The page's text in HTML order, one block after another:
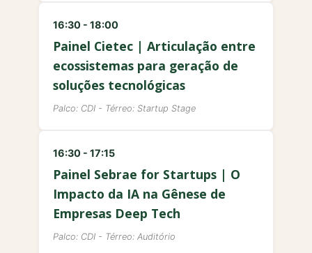
16:30 - 18:00
Painel Cietec | Articulação entre
ecossistemas para geração de
soluções tecnológicas
Palco: CDI - Térreo: Startup Stage
16:30 - 17:15
Painel Sebrae for Startups | O
Impacto da IA na Gênese de
Empresas Deep Tech
Palco: CDI - Térreo: Auditório